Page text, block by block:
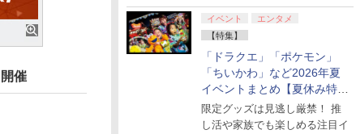
イベント
エンタメ
【特集】
「ドラクエ」「ポケモン」
「ちいかわ」など2026年夏
イベントまとめ【夏休み特
集】
限定グッズは見逃し厳禁！ 推
し活や家族でも楽しめる注目イ
催